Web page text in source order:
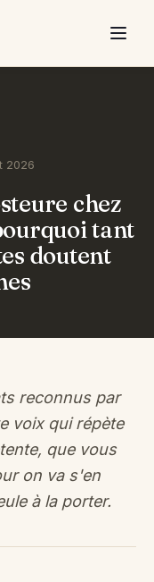
2026
chez
tant
doutent
reconnus par
voix qui répète
que vous
on va s'en
à la porter.